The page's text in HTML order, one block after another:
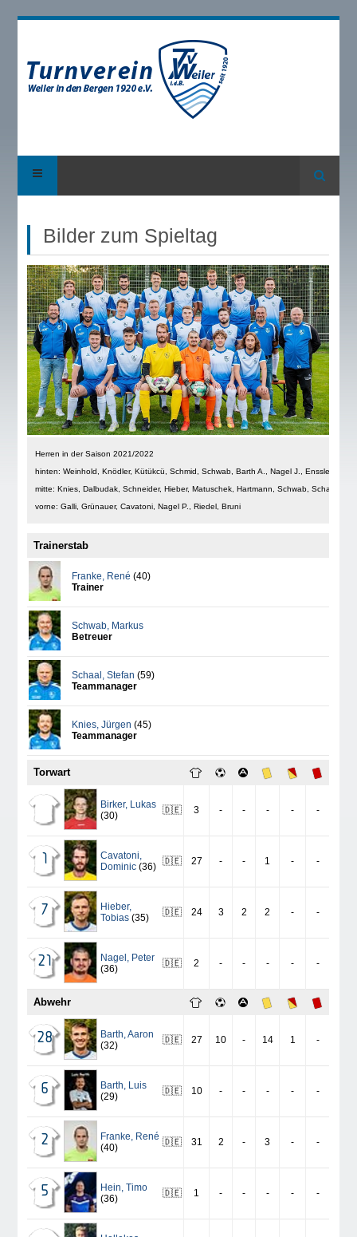
Suche
Bilder zum Spieltag
Herren in der Saison 2021/2022
hinten: Weinhold, Knödler, Kütükcü, Schmid, Schwab, Barth A., Nagel J., Enssle
mitte: Knies, Dalbudak, Schneider, Hieber, Matuschek, Hartmann, Schwab, Schaal
vorne: Galli, Grünauer, Cavatoni, Nagel P., Riedel, Bruni
Trainerstab
Franke, René (40)
Trainer
Schwab, Markus
Betreuer
Schaal ,Stefan (59)
Teammanager
Knies,Jürgen (45)
Teammanager
Torwart
Birker, Lukas
(30)
🇩🇪 3 - - - - -
1 Cavatoni,
Dominic (36) 🇩🇪 27 - - 1 - -
7 Hieber,
Tobias (35) 🇩🇪 24 3 2 2 - -
21 Nagel , Peter
(36)
🇩🇪 2 - - - - -
Abwehr
28 Barth,Aaron
(32)
🇩🇪 27 10 - 14 1 -
6 Barth, Luis
(29)
🇩🇪 10 - - - - -
2 Franke, René
(40)
🇩🇪 31 2 - 3 - -
5 Hein,Timo
(36)
🇩🇪 1 - - - - -